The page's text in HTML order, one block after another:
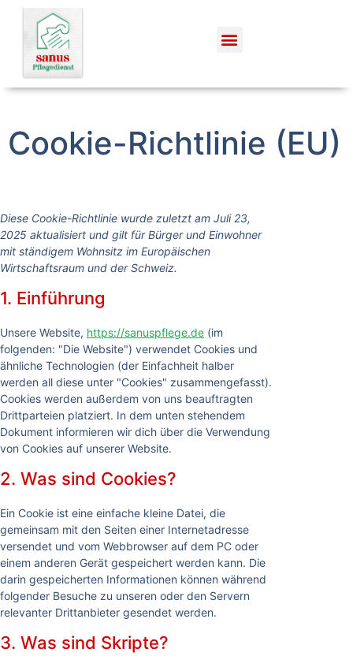
Cookie-Richtlinie (EU)
Diese Cookie-Richtlinie wurde zuletzt am Juli 23,
2025 aktualisiert und gilt für Bürger und Einwohner
mit ständigem Wohnsitz im Europäischen
Wirtschaftsraum und der Schweiz.
1. Einführung
Unsere Website, https://sanuspflege.de (im
folgenden: "Die Website") verwendet Cookies und
ähnliche Technologien (der Einfachheit halber
werden all diese unter "Cookies" zusammengefasst).
Cookies werden außerdem von uns beauftragten
Drittparteien platziert. In dem unten stehendem
Dokument informieren wir dich über die Verwendung
von Cookies auf unserer Website.
2. Was sind Cookies?
Ein Cookie ist eine einfache kleine Datei, die
gemeinsam mit den Seiten einer Internetadresse
versendet und vom Webbrowser auf dem PC oder
einem anderen Gerät gespeichert werden kann. Die
darin gespeicherten Informationen können während
folgender Besuche zu unseren oder den Servern
relevanter Drittanbieter gesendet werden.
3. Was sind Skripte?